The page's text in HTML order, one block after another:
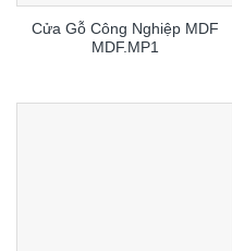
Cửa Gỗ Công Nghiệp MDF
MDF.MP1